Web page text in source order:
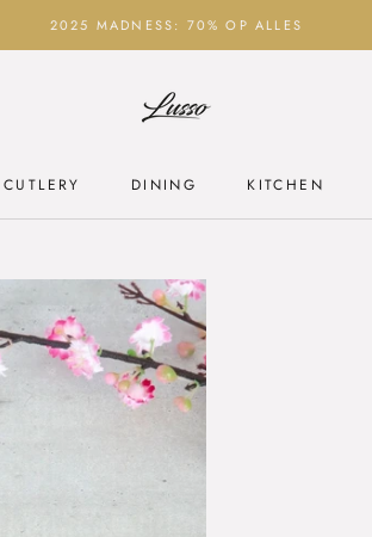
2025 MADNESS: 70% OP ALLES
CUTLERY
DINING
KITCHEN